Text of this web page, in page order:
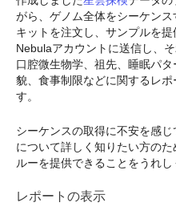
がら、ゲノム全体をシーケンス
キットを注文し、サンプルを提
Nebulaアカウントに送信し、
口腔微生物学、祖先、睡眠パ
貌、食事制限などに関するレ
す。
シーケンスの取得に不安を感
について詳しく知りたい方の
ルーを提供できることをうれし
レポートの表示